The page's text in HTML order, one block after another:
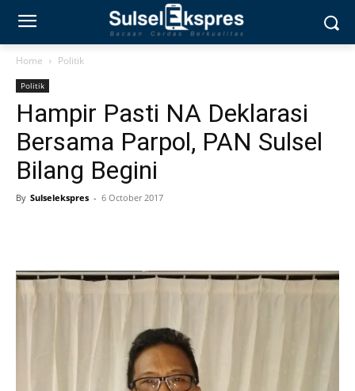
Home Politik
Politik
Hampir Pasti NA Deklarasi
Bersama Parpol, PAN Sulsel
Bilang Begini
By Sulselekspres - 6 October 2017